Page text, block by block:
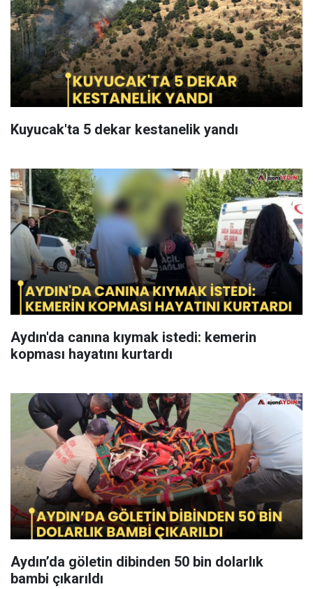
Kuyucak'ta 5 dekar kestanelik yandı
Aydın'da canına kıymak istedi: kemerin
kopması hayatını kurtardı
Aydın’da göletin dibinden 50 bin dolarlık
bambi çıkarıldı